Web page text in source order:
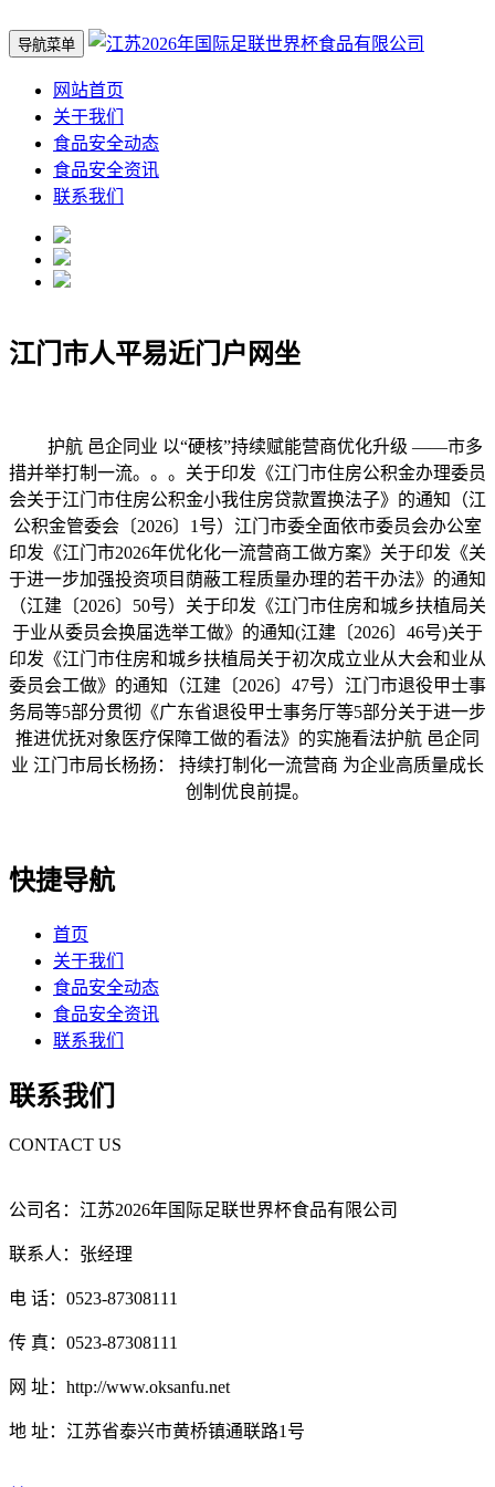
导航菜单
网站首页
关于我们
食品安全动态
食品安全资讯
联系我们
江门市人平易近门户网坐
护航 邑企同业 以“硬核”持续赋能营商优化升级 ——市多
措并举打制一流。。。关于印发《江门市住房公积金办理委员
会关于江门市住房公积金小我住房贷款置换法子》的通知（江
公积金管委会〔2026〕1号）江门市委全面依市委员会办公室
印发《江门市2026年优化化一流营商工做方案》关于印发《关
于进一步加强投资项目荫蔽工程质量办理的若干办法》的通知
（江建〔2026〕50号）关于印发《江门市住房和城乡扶植局关
于业从委员会换届选举工做》的通知(江建〔2026〕46号)关于
印发《江门市住房和城乡扶植局关于初次成立业从大会和业从
委员会工做》的通知（江建〔2026〕47号）江门市退役甲士事
务局等5部分贯彻《广东省退役甲士事务厅等5部分关于进一步
推进优抚对象医疗保障工做的看法》的实施看法护航 邑企同
业 江门市局长杨扬： 持续打制化一流营商 为企业高质量成长
创制优良前提。
快捷导航
首页
关于我们
食品安全动态
食品安全资讯
联系我们
联系我们
CONTACT US
公司名：江苏2026年国际足联世界杯食品有限公司
联系人：张经理
电 话：0523-87308111
传 真：0523-87308111
网 址：http://www.oksanfu.net
地 址：江苏省泰兴市黄桥镇通联路1号